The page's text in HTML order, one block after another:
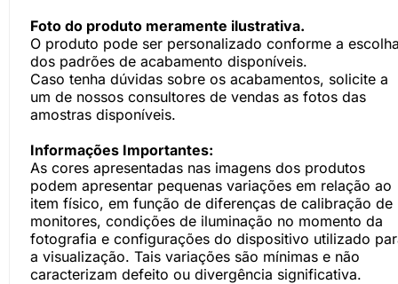
Foto do produto meramente ilustrativa.
O produto pode ser personalizado conforme a
dos padrões de acabamento disponíveis.
Caso tenha dúvidas sobre os acabamentos, solicite a
um de nossos consultores de vendas as fotos das
amostras disponíveis.
Informações Importantes:
As cores apresentadas nas imagens dos produtos
podem apresentar pequenas variações em relação ao
item físico, em função de diferenças de calibração de
monitores, condições de iluminação no momento da
fotografia e configurações do dispositivo utilizado
a visualização. Tais variações são mínimas e não
caracterizam defeito ou divergência significativa.